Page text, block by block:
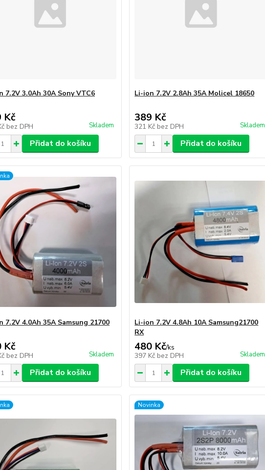
7.2V 3.0Ah 30A Sony VTC6
Kč
bez DPH Skladem
Přidat do košíku
Li-ion 7.2V 2.8Ah 35A Molicel 18650
389 Kč
321 Kč bez DPH Skladem
Přidat do košíku
7.2V 4.0Ah 35A Samsung 21700
Kč
bez DPH Skladem
Přidat do košíku
Li-ion 7.2V 4.8Ah 10A Samsung21700
RX
480 Kč/ks
397 Kč bez DPH Skladem
Přidat do košíku
Novinka